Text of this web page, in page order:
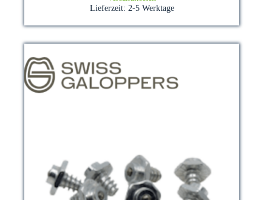
Lieferzeit: 2-5 Werktage